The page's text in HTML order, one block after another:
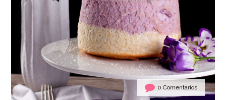
0 Comentarios